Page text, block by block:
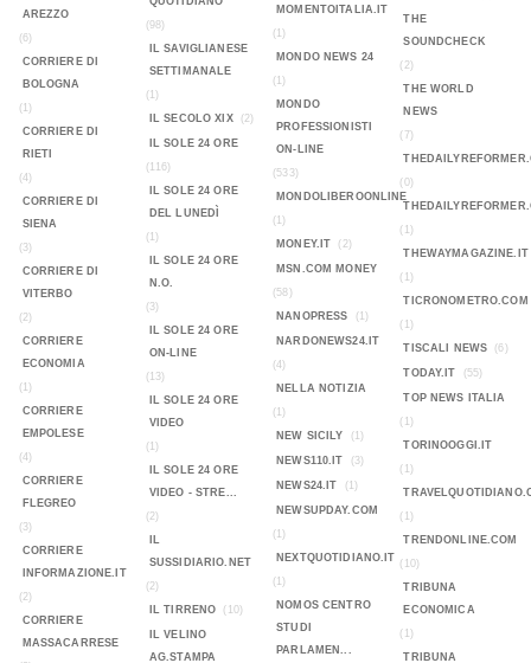
AREZZO
(6)
CORRIERE DI
BOLOGNA
(1)
CORRIERE DI
RIETI
(4)
CORRIERE DI
SIENA
(3)
CORRIERE DI
VITERBO
(2)
CORRIERE
ECONOMIA
(1)
CORRIERE
EMPOLESE
(4)
CORRIERE
FLEGREO
(3)
CORRIERE
INFORMAZIONE.IT
(2)
CORRIERE
MASSACARRESE
(98)
IL SAVIGLIANESE
SETTIMANALE
(1)
IL SECOLO XIX
(2)
IL SOLE 24 ORE
(116)
IL SOLE 24 ORE
DEL LUNEDÌ
(1)
IL SOLE 24 ORE
N.O.
(3)
IL SOLE 24 ORE
ON-LINE
(13)
IL SOLE 24 ORE
VIDEO
(1)
IL SOLE 24 ORE
VIDEO - STRE...
(2)
IL
SUSSIDIARIO.NET
(2)
IL TIRRENO
(10)
IL VELINO
AG.STAMPA
MOMENTOITALIA.IT
(1)
MONDO NEWS 24
(1)
MONDO
PROFESSIONISTI
ON-LINE
(533)
MONDOLIBEROONLINE
(1)
MONEY.IT
(2)
MSN.COM MONEY
(58)
NANOPRESS
(1)
NARDONEWS24.IT
(4)
NELLA NOTIZIA
(1)
NEW SICILY
(1)
NEWS110.IT (3)
NEWS24.IT (1)
NEWSUPDAY.COM
(1)
NEXTQUOTIDIANO.IT
(1)
NOMOS CENTRO
STUDI
PARLAMEN...
THE
SOUNDCHECK
(2)
THE WORLD
NEWS
(7)
(0)
(1)
THEWAYMAGAZINE.IT
(1)
TICRONOMETRO.COM
(1)
TISCALI NEWS
(6)
TODAY.IT (55)
TOP NEWS ITALIA
(1)
TORINOOGGI.IT
(1)
(1)
TRENDONLINE.COM
(10)
TRIBUNA
ECONOMICA
(1)
TRIBUNA